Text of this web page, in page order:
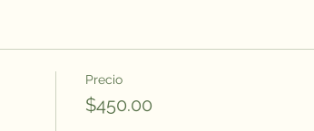
Precio
$450.00